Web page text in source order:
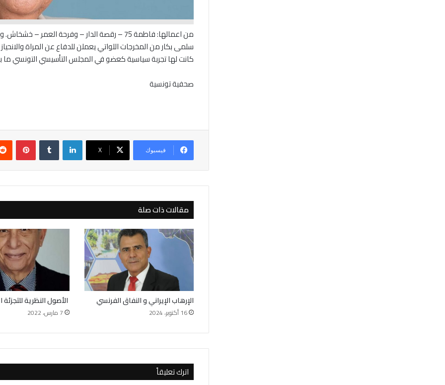
من اعمالها: فاطمة 75 – رقصة الدار – وفرحة العمر – خشخاش. وآخر اعمالها جايدة الذي نال عدة جوائز دولية.
سلمى بكار من المخرجات اللواتي يعملن للدفاع عن المراة
كانت لها تجربة سياسية كعضو في المجلس التأسيسي التونسي ما بين
صحفية تونسية
فيسبوك ‫X
لينكدإن
مقالات ذات صلة
الإرهاب الإيراني و النفاق الفرنسي
16 أكتوبر، 2024
الأصول النظرية للتجزئة
7 مارس، 2022
اترك تعليقاً